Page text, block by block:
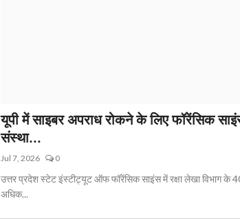
यूपी में साइबर अपराध रोकने के लिए फॉरेंसिक
संस्था...
Jul 7, 2026 0
उत्तर प्रदेश स्टेट इंस्टीट्यूट ऑफ फॉरेंसिक साइंस में रक्षा लेखा विभाग के
अधिक...